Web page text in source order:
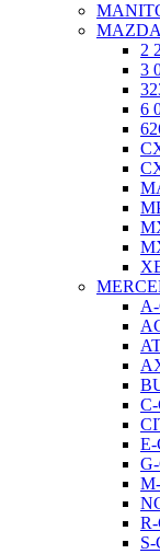
MAZDA
2
3
6
E-